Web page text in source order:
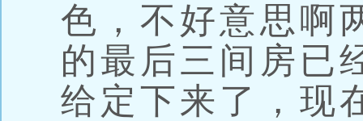
色，不好意思啊
的最后三间房已
给定下来了，现